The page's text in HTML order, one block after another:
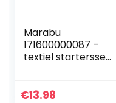
Marabu
171600000087 –
textiel startersset
waterbasis, voor
€13.98